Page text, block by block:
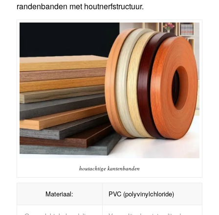
randenbanden met houtnerfstructuur.
houtachtige kantenbanden
Materiaal: PVC (polyvinylchloride)